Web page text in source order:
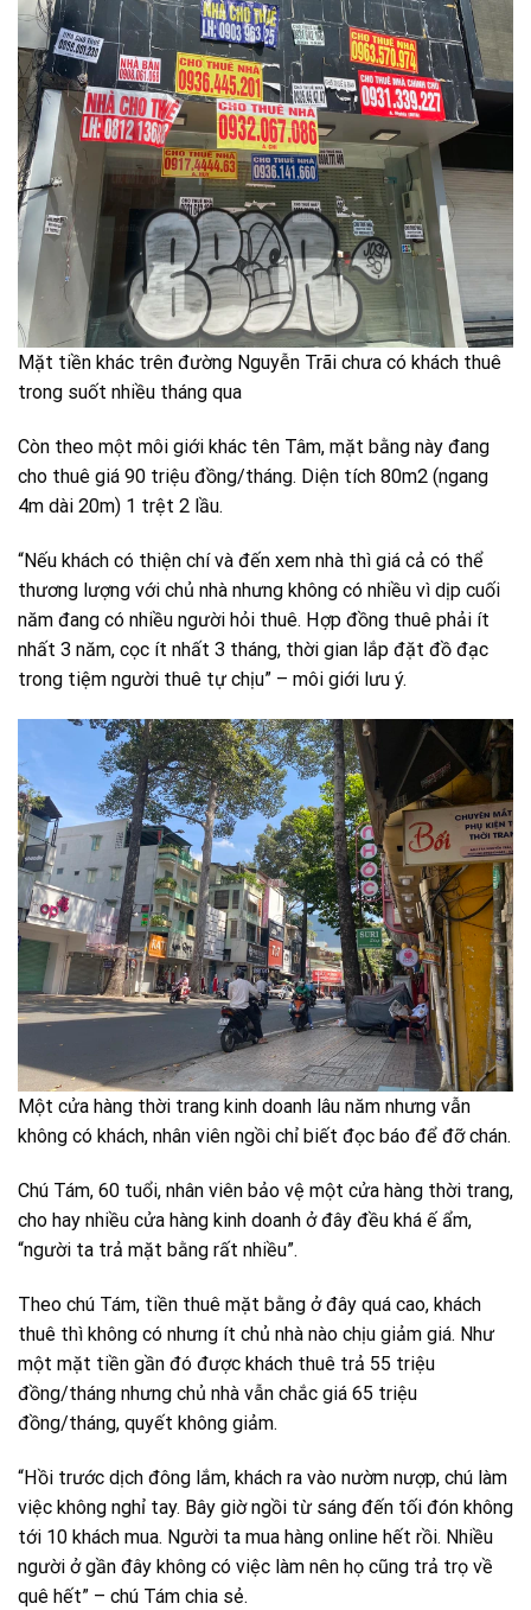
Mặt tiền khác trên đường Nguyễn Trãi chưa có khách thuê
trong suốt nhiều tháng qua
Còn theo một môi giới khác tên Tâm, mặt bằng này đang
cho thuê giá 90 triệu đồng/tháng. Diện tích 80m2 (ngang
4m dài 20m) 1 trệt 2 lầu.
“Nếu khách có thiện chí và đến xem nhà thì giá cả có thể
thương lượng với chủ nhà nhưng không có nhiều vì dịp cuối
năm đang có nhiều người hỏi thuê. Hợp đồng thuê phải ít
nhất 3 năm, cọc ít nhất 3 tháng, thời gian lắp đặt đồ đạc
trong tiệm người thuê tự chịu” – môi giới lưu ý.
Một cửa hàng thời trang kinh doanh lâu năm nhưng vẫn
không có khách, nhân viên ngồi chỉ biết đọc báo để đỡ chán.
Chú Tám, 60 tuổi, nhân viên bảo vệ một cửa hàng thời trang,
cho hay nhiều cửa hàng kinh doanh ở đây đều khá ế ẩm,
“người ta trả mặt bằng rất nhiều”.
Theo chú Tám, tiền thuê mặt bằng ở đây quá cao, khách
thuê thì không có nhưng ít chủ nhà nào chịu giảm giá. Như
một mặt tiền gần đó được khách thuê trả 55 triệu
đồng/tháng nhưng chủ nhà vẫn chắc giá 65 triệu
đồng/tháng, quyết không giảm.
“Hồi trước dịch đông lắm, khách ra vào nườm nượp, chú làm
việc không nghỉ tay. Bây giờ ngồi từ sáng đến tối đón không
tới 10 khách mua. Người ta mua hàng online hết rồi. Nhiều
người ở gần đây không có việc làm nên họ cũng trả trọ về
quê hết” – chú Tám chia sẻ.